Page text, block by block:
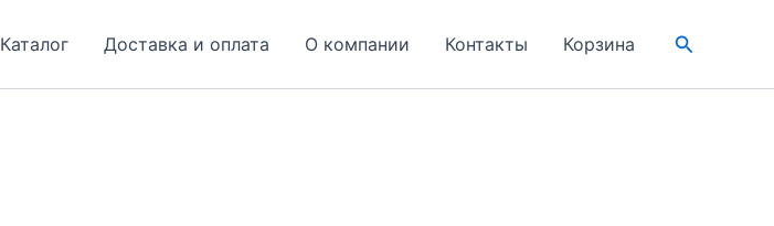
Каталог Доставка и оплата О компании Контакты Корзина Поиск